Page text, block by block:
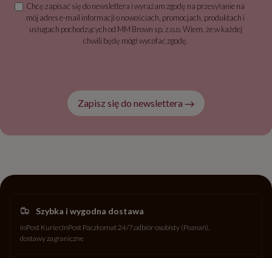
Chcę zapisać się do newslettera i wyrażam zgodę na przesyłanie na
mój adres e-mail informacji o nowościach, promocjach, produktach i
usługach pochodzących od MM Brown sp. z.o.o. Wiem, że w każdej
chwili będę mógł wycofać zgodę.
Zapisz się do newslettera
Szybka i wygodna dostawa
InPost Kurier InPost Paczkomat 24/7odbiór osobisty (Poznań)
dostawy zagraniczne